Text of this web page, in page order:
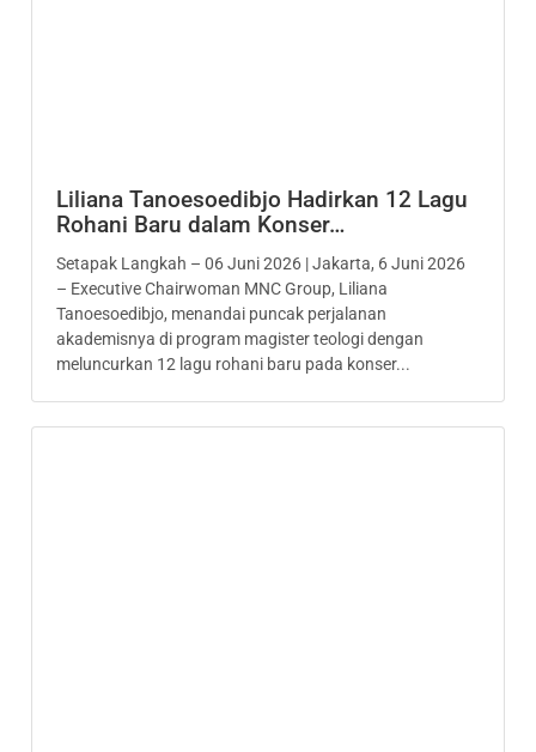
Liliana Tanoesoedibjo Hadirkan 12 Lagu
Rohani Baru dalam Konser…
Setapak Langkah – 06 Juni 2026 | Jakarta, 6 Juni 2026
– Executive Chairwoman MNC Group, Liliana
Tanoesoedibjo, menandai puncak perjalanan
akademisnya di program magister teologi dengan
meluncurkan 12 lagu rohani baru pada konser...